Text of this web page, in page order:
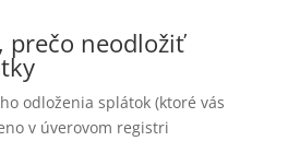
prečo neodložiť
odloženia splátok (ktoré vás
v úverovom registri